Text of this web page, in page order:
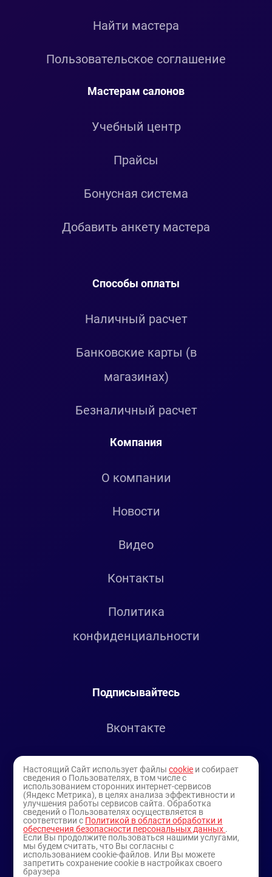
Найти мастера
Пользовательское соглашение
Мастерам салонов
Учебный центр
Прайсы
Бонусная система
Добавить анкету мастера
Способы оплаты
Наличный расчет
Банковские карты (в
магазинах)
Безналичный расчет
Компания
О компании
Новости
Видео
Контакты
Политика
конфиденциальности
Подписывайтесь
Вконтакте
Youtube
Настоящий Сайт использует файлыcookie и собирает
сведения о Пользователях, в том числе с
использованием сторонних интернет-сервисов
(Яндекс Метрика), в целях анализа эффективности и
улучшения работы сервисов сайта. Обработка
сведений о Пользователях осуществляется в
соответствии с Политикой в области обработки и
обеспечения безопасности персональных данных .
Если Вы продолжите пользоваться нашими услугами,
мы будем считать, что Вы согласны с
использованием cookie-файлов. Или Вы можете
запретить сохранение cookie в настройках своего
браузера